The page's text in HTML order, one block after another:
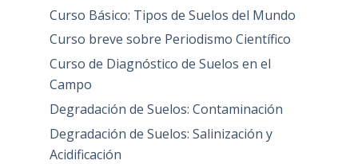
Curso Básico: Tipos de Suelos del Mundo
Curso breve sobre Periodismo Científico
Curso de Diagnóstico de Suelos en el
Campo
Degradación de Suelos: Contaminación
Degradación de Suelos: Salinización y
Acidificación